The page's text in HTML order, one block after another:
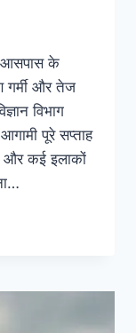
आसपास के
गर्मी और तेज
विभाग
पूरे सप्ताह
और कई इलाकों